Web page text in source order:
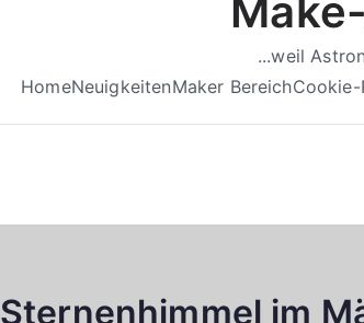
...weil
HomeNeuigkeitenMaker BereichCookie-
Sternenhimmel im